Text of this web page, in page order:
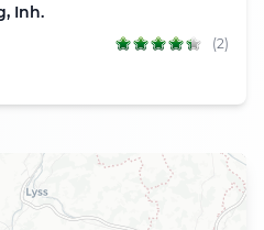
Inh.
(2)